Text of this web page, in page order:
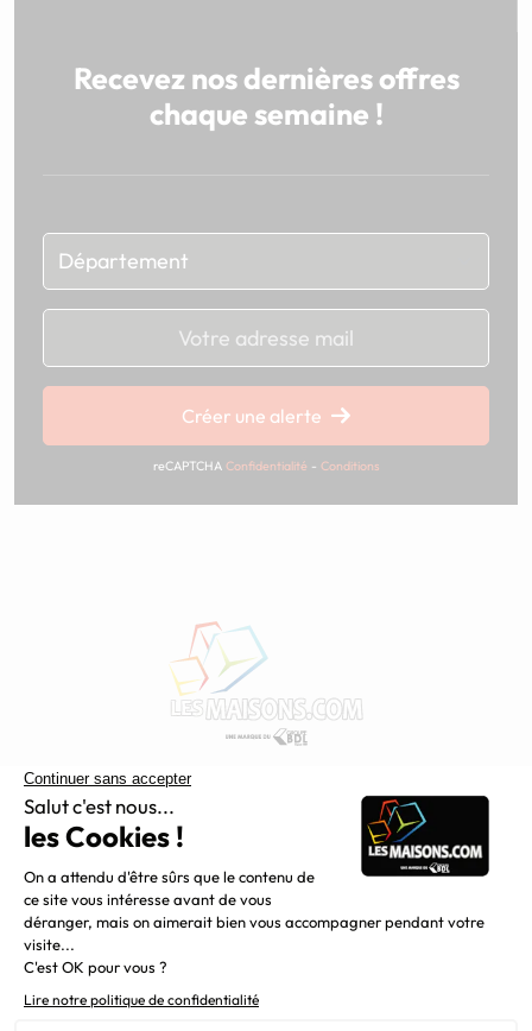
Recevez nos dernières offres
chaque semaine !
Chargement...
Créer une alerte
reCAPTCHA Confidentialité - Conditions
Constructeur de maisons individuelles, Maisons.com est une
filiale du Groupe BDL, leader de la construction dans le
grand nord de la France.
Liens utiles
Newsletter